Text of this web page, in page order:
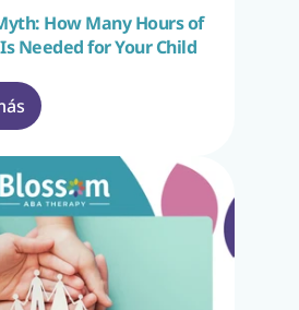
How Many Hours of
Needed for Your Child